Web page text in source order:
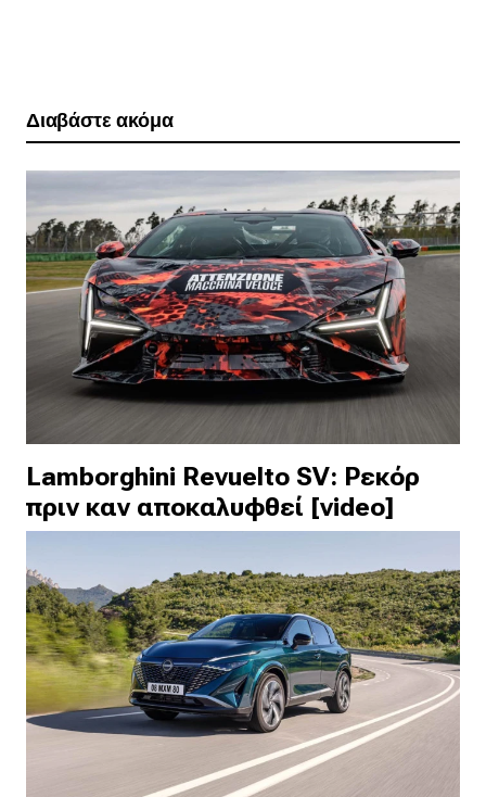
Διαβάστε ακόμα
Lamborghini Revuelto SV: Ρεκόρ
πριν καν αποκαλυφθεί [video]